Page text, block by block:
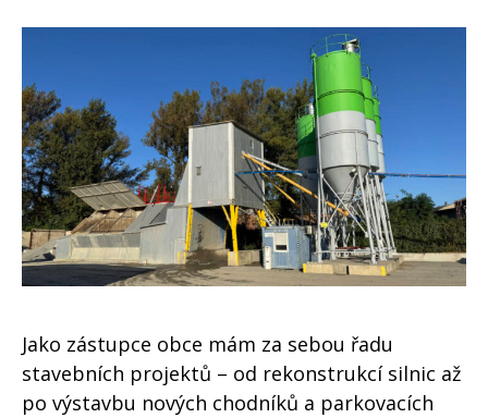
Jako zástupce obce mám za sebou řadu
stavebních projektů – od rekonstrukcí silnic až
po výstavbu nových chodníků a parkovacích